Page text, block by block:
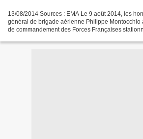
13/08/2014 Sources : EMA Le 9 août 2014, les
général de brigade aérienne Philippe Montocchio
de commandement des Forces Françaises